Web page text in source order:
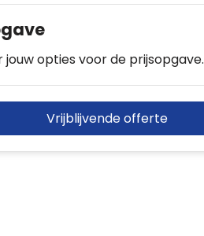
jouw opties voor de prijsopgave.
Vrijblijvende offerte